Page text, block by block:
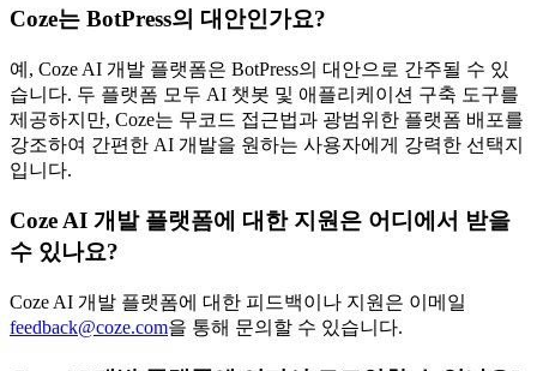
Coze는 BotPress의 대안인가요?
예, Coze AI 개발 플랫폼은 BotPress의 대안으로 간주될 수 있
습니다. 두 플랫폼 모두 AI 챗봇 및 애플리케이션 구축 도구를
제공하지만, Coze는 무코드 접근법과 광범위한 플랫폼 배포를
강조하여 간편한 AI 개발을 원하는 사용자에게 강력한 선택지
입니다.
Coze AI 개발 플랫폼에 대한 지원은 어디에서 받을
수 있나요?
Coze AI 개발 플랫폼에 대한 피드백이나 지원은 이메일
feedback@coze.com을 통해 문의할 수 있습니다.